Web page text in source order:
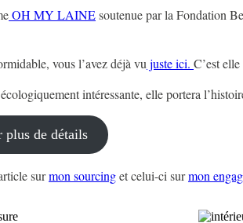
OH MY LAINEsoutenue par la Fondation
vous l’avez déjà vujuste ici. C’est
intéressante, elle portera
plus de détails
surmon sourcinget celui-ci surmon